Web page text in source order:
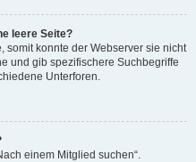
leere Seite?
somit konnte der Webserver sie nicht
und gib spezifischere Suchbegriffe
Unterforen.
einem Mitglied suchen“.